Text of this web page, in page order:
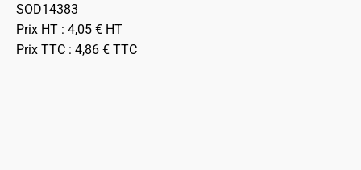
SOD14383
Prix HT : 4,05 € HT
Prix TTC : 4,86 € TTC